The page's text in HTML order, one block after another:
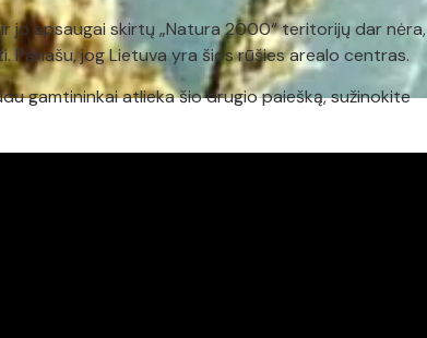
jo apsaugai skirtų „Natura 2000“ teritorijų dar nėra,
jog Lietuva yra šios rūšies arealo centras.
gamtininkai atlieka šio drugio paiešką, sužinokite